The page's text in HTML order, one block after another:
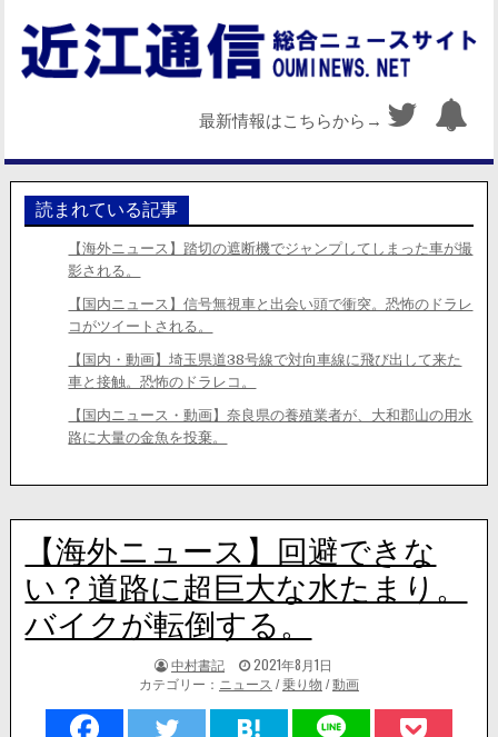
最新情報はこちらから→
読まれている記事
【海外ニュース】踏切の遮断機でジャンプしてしまった車が撮
影される。
【国内ニュース】信号無視車と出会い頭で衝突。恐怖のドラレ
コがツイートされる。
【国内・動画】埼玉県道38号線で対向車線に飛び出して来た
車と接触。恐怖のドラレコ。
【国内ニュース・動画】奈良県の養殖業者が、大和郡山の用水
路に大量の金魚を投棄。
【海外ニュース】回避できな
い？道路に超巨大な水たまり。
バイクが転倒する。
著
者:
中村書記
掲
載
日：
2021年8月1日
カテゴリー： ニュース /乗り物 /動画